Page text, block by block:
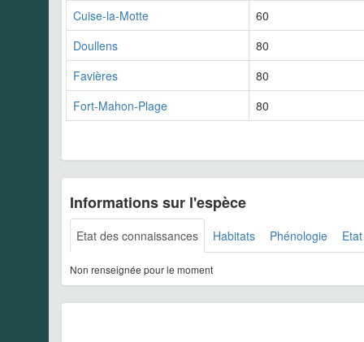
Cuise-la-Motte
60
Doullens
80
Favières
80
Fort-Mahon-Plage
80
Informations sur l'espèce
Etat des connaissances Habitats Phénologie
Non renseignée pour le moment